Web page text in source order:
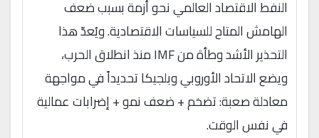
النفط الاقتصاد العالمي نحو أزمة بسبب ضعف
الهامش المتاح للسياسات الاقتصادية. ويُعدّ هذا
التحذير الأشد وطأة من IMF منذ انطلاق الحرب،
ويضع الاتحاد الأوروبي وبلجيكا تحديداً في مواجهة
معادلة صعبة: تضخم + ضعف نمو + إضرابات عمالية
في نفس الوقت.